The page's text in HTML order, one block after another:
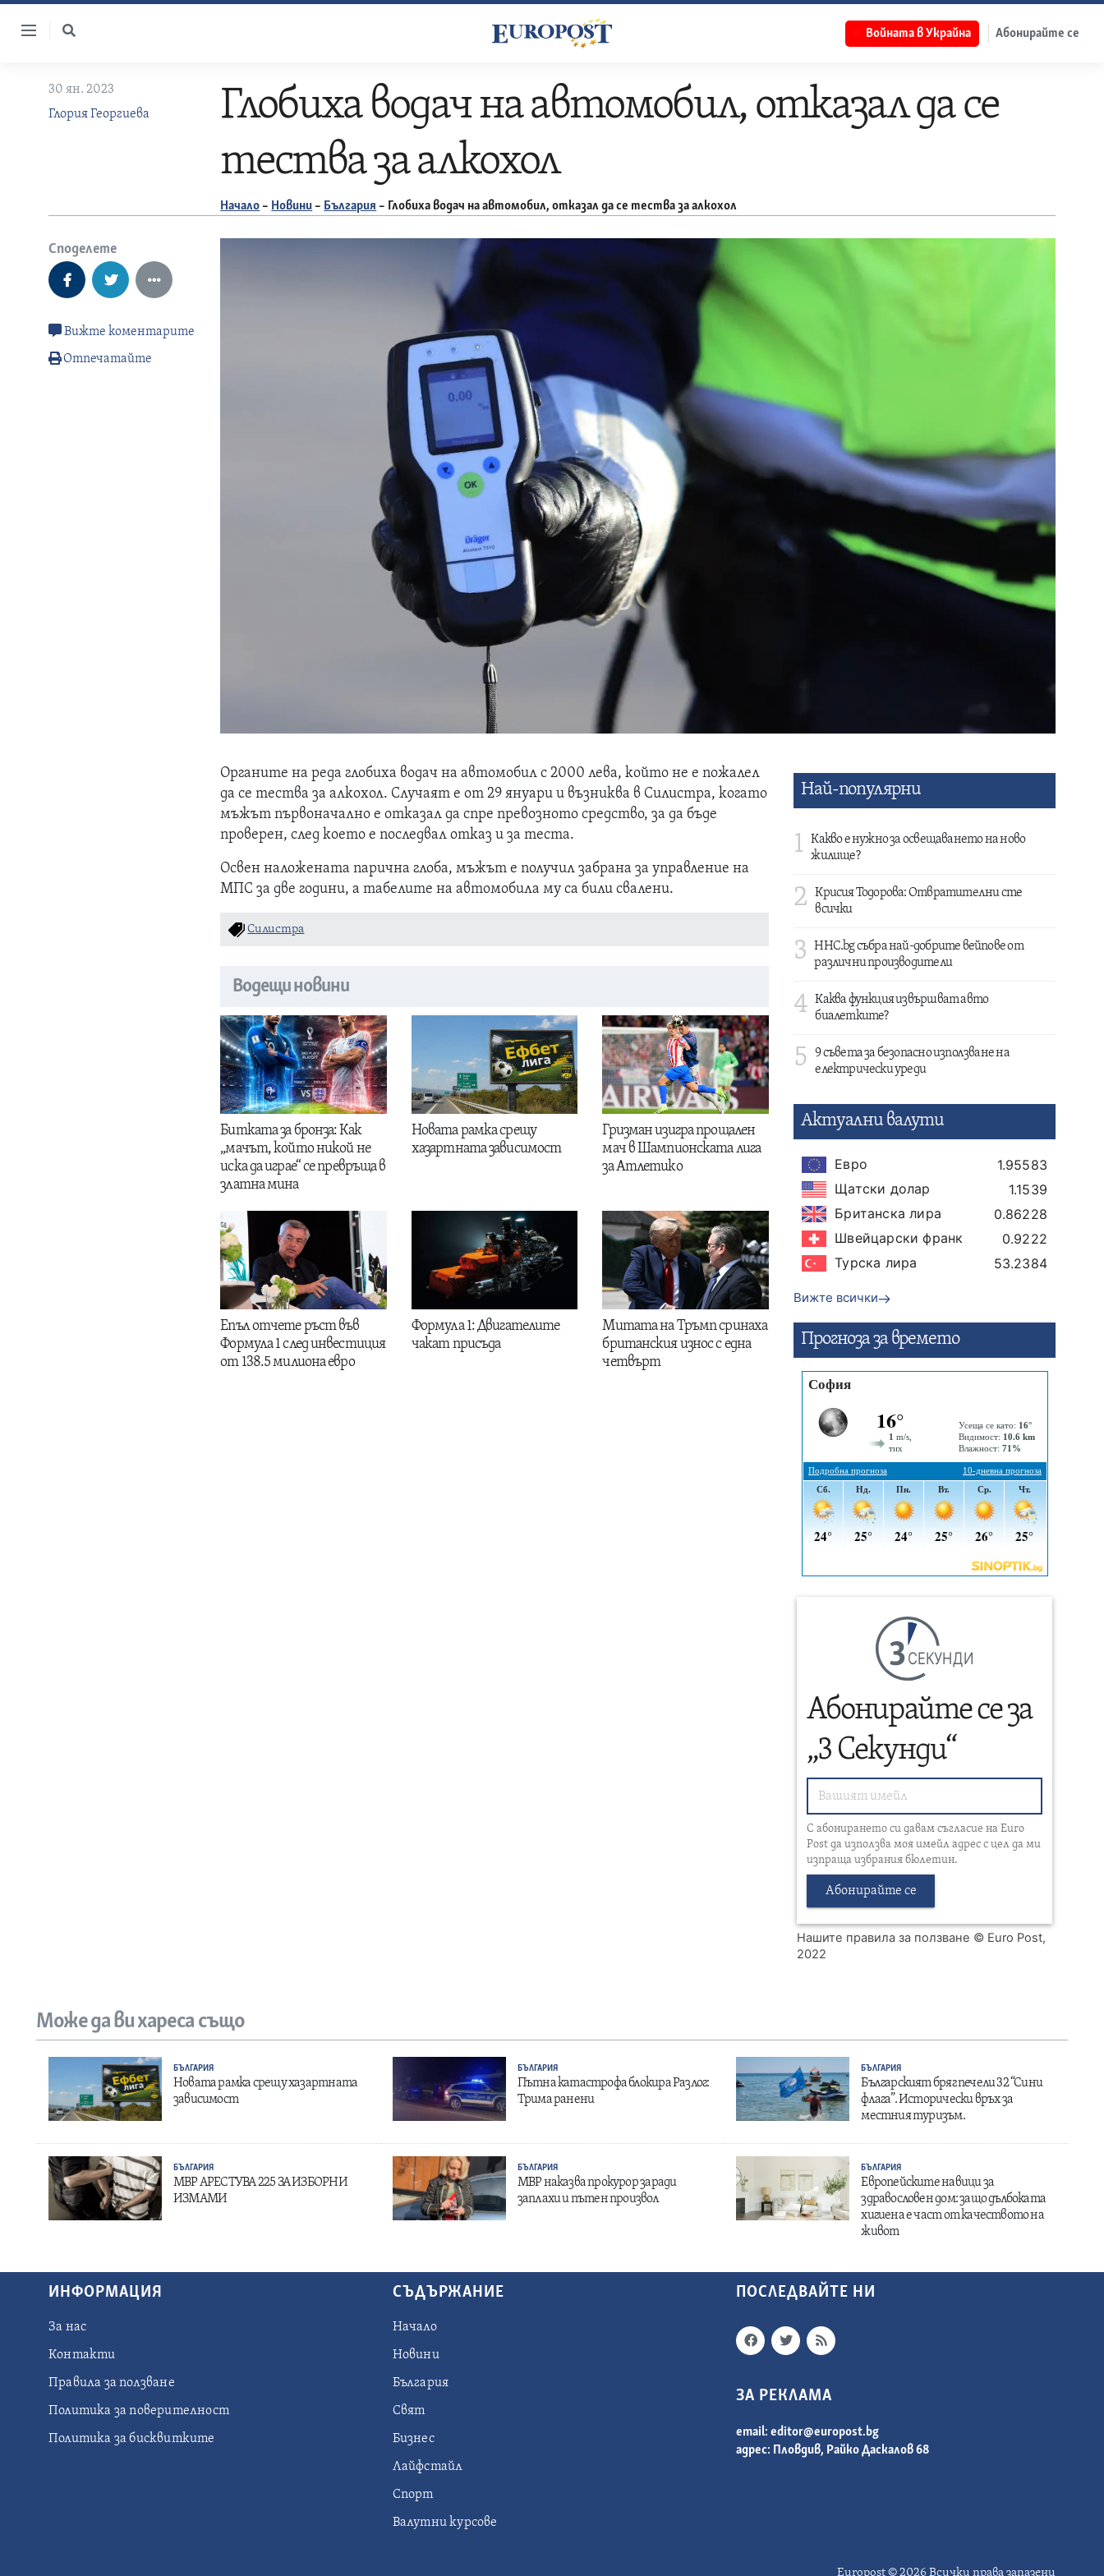
Skip
Войната в Украйна Абонирайте се
30 ян. 2023
Глория Георгиева
Глобиха водач на автомобил, отказал да се
тества за алкохол
Начало – Новини – България – Глобиха водач на автомобил, отказал да се тества за алкохол
Споделете
Вижте коментарите
Отпечатайте
Органите на реда глобиха водач на автомобил с 2000 лева, който не е пожалел
да се тества за алкохол. Случаят е от 29 януари и възниква в Силистра, когато
мъжът първоначално е отказал да спре превозното средство, за да бъде
проверен, след което е последвал отказ и за теста.
Освен наложената парична глоба, мъжът е получил забрана за управление на
МПС за две години, а табелите на автомобила му са били свалени.
Силистра
Водещи новини
Битката за бронза: Как
„мачът, който никой не
иска да играе“ се превръща в
златна мина
Новата рамка срещу
хазартната зависимост
Гризман изигра прощален
мач в Шампионската лига
за Атлетико
Епъл отчете ръст във
Формула 1 след инвестиция
от 138.5 милиона евро
Формула 1: Двигателите
чакат присъда
Митата на Тръмп сринаха
британския износ с една
четвърт
Най-популярни
1
Какво е нужно за освещаването на ново
жилище?
2
Крисия Тодорова: Отвратителни сте
всички
3
HHC.bg събра най-добрите вейпове от
различни производители
4 Каква функция извършват авто
биалетките?
5
9 съвета за безопасно използване на
електрически уреди
Актуални валути
Евро
1.95583
Щатски долар
1.1539
Британска лира
0.86228
Швейцарски франк
0.9222
Турска лира
53.2384
Вижте всички
Прогнозa за времето
СЕКУНДИ
Абонирайте се за
„3 Секунди“
С абонирането си давам съгласие на Euro
Post да използва моя имейл адрес с цел да ми
изпраща избрания бюлетин.
Абонирайте се
Нашите правила за ползване © Euro Post,
2022
Може да ви хареса също
БЪЛГАРИЯ
Новата рамка срещу хазартната
зависимост
БЪЛГАРИЯ
Пътна катастрофа блокира Разлог:
Трима ранени
БЪЛГАРИЯ
Българският бряг печели 32 “Сини
флага”. Исторически връх за
местния туризъм.
БЪЛГАРИЯ
МВР АРЕСТУВА 225 ЗА ИЗБОРНИ
ИЗМАМИ
БЪЛГАРИЯ
МВР наказва прокурор заради
заплахи и пътен произвол
БЪЛГАРИЯ
Европейските навици за
здравословен дом: защо дълбоката
хигиена е част от качеството на
живот
ИНФОРМАЦИЯ
За нас
Контакти
Правила за ползване
Политика за поверителност
Политика за бисквитките
СЪДЪРЖАНИЕ
Начало
Новини
България
Свят
Бизнес
Лайфстайл
Спорт
Валутни курсове
ПОСЛЕДВАЙТЕ НИ
ЗА РЕКЛАМА
email:editor@europost.bg
адрес: Пловдив, Райко Даскалов 68
Europost © 2026 Всички права запазени